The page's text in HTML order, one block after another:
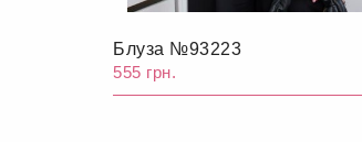
Блуза №93223
555 грн.